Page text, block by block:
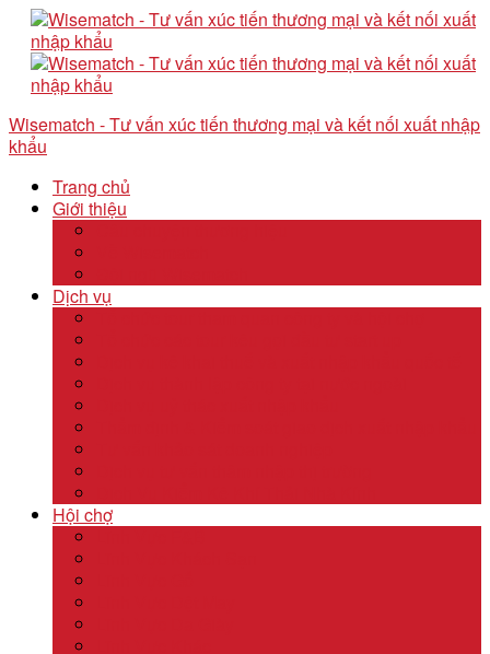
Wisematch - Tư vấn xúc tiến thương mại và kết nối xuất nhập
khẩu
Trang chủ
Giới thiệu
Dịch vụ
Hội chợ